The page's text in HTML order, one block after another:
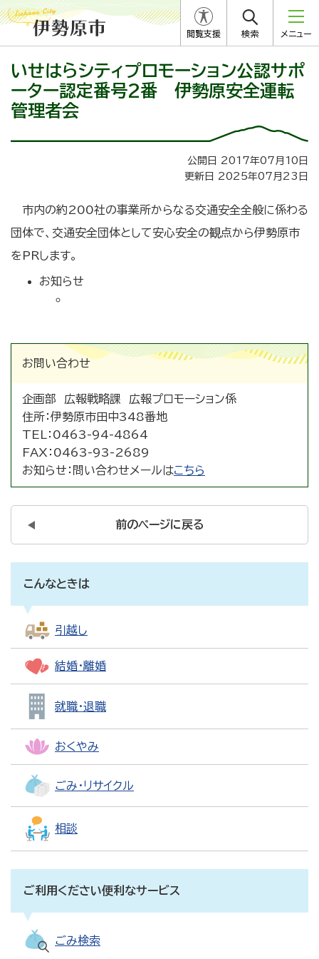
閲覧支援 検索 メニュー
いせはらシティプロモーション公認サポ
ーター認定番号2番 伊勢原安全運転
管理者会
公開日 2017年07月10日
更新日 2025年07月23日
市内の約200社の事業所からなる交通安全全般に係わる
団体で、交通安全団体として安心安全の観点から伊勢原市
をPRします。
お知らせ
お問い合わせ
企画部 広報戦略課 広報プロモーション係
住所：伊勢原市田中348番地
TEL： 0463-94-4864
FAX： 0463-93-2689
お知らせ： 問い合わせメールはこちら
前のページに戻る
こんなときは
引越し
結婚・離婚
就職・退職
おくやみ
ごみ・リサイクル
相談
ご利用ください便利なサービス
ごみ検索